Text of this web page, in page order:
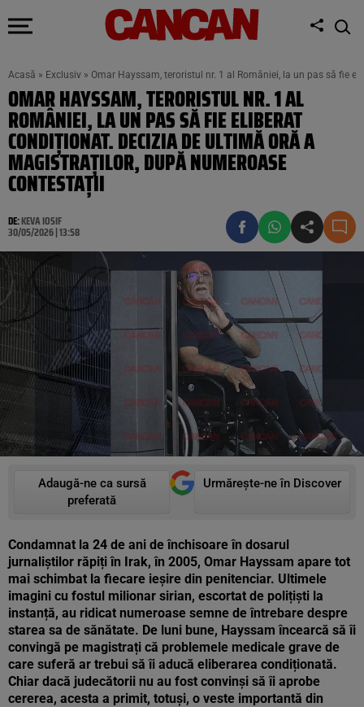
Acasă » Exclusiv » Omar Hayssam, teroristul nr. 1 al României, la un pas să fie
OMAR HAYSSAM, TERORISTUL NR. 1 AL
ROMÂNIEI, LA UN PAS SĂ FIE ELIBERAT
CONDIȚIONAT. DECIZIA DE ULTIMĂ ORĂ A
MAGISTRAȚILOR, DUPĂ NUMEROASE
CONTESTAȚII
DE:KEVA IOSIF
30/05/2026 | 13:58
Adaugă-ne ca sursă
preferată
Urmărește-ne în Discover
Condamnat la 24 de ani de închisoare în dosarul
jurnaliștilor răpiți în Irak, în 2005, Omar Hayssam apare tot
mai schimbat la fiecare ieșire din penitenciar. Ultimele
imagini cu fostul milionar sirian, escortat de polițiști la
instanță, au ridicat numeroase semne de întrebare despre
starea sa de sănătate. De luni bune, Hayssam încearcă să îi
convingă pe magistrați că problemele medicale grave de
care suferă ar trebui să îi aducă eliberarea condiționată.
Chiar dacă judecătorii nu au fost convinși să îi aprobe
cererea, acesta a primit, totuși, o veste importantă din